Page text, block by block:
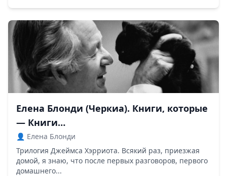
Елена Блонди (Черкиа). Книги, которые
— Книги…
👤 Елена Блонди
Трилогия Джеймса Хэрриота. Всякий раз, приезжая
домой, я знаю, что после первых разговоров, первого
домашнего...